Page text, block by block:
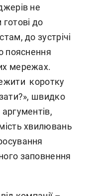
не
до
до зустрічі
пояснення
мережах.
коротку
швидко
хвилювань
заповнення